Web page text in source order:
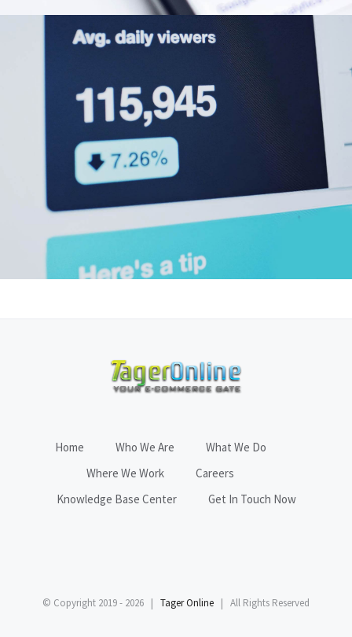
Home Who We Are
What We Do
Where We Work
Careers
Knowledge Base Center
Get In Touch Now
© Copyright 2019 - 2026 | Tager Online | All Rights Reserved